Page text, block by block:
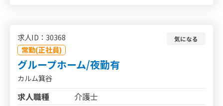
求人ID：30368
常勤(正社員)
気になる
グループホーム/夜勤有
カルム箕谷
求人職種
介護士